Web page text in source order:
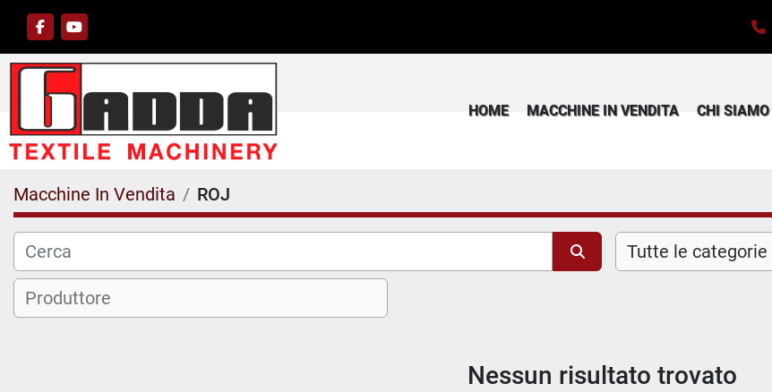
facebookyoutube
HOME MACCHINE IN VENDITA CHI SIAMO
Macchine In Vendita ROJ
Tutte le categorie
Nessun risultato trovato